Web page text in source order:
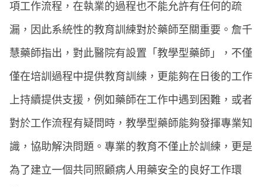
項工作流程，在執業的過程也不能允許有任何的疏
漏，因此系統性的教育訓練對於藥師至關重要。詹千
慧藥師指出，對此醫院有設置「教學型藥師」，不僅
僅在培訓過程中提供教育訓練，更能夠在日後的工作
上持續提供支援，例如藥師在工作中遇到困難，或者
對於工作流程有疑問時，教學型藥師能夠發揮專業知
識，協助解決問題。專業的教育不僅止於訓練，更是
為了建立一個共同照顧病人用藥安全的良好工作環